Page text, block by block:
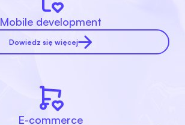
Mobile development
Dowiedz się więcej
E-commerce